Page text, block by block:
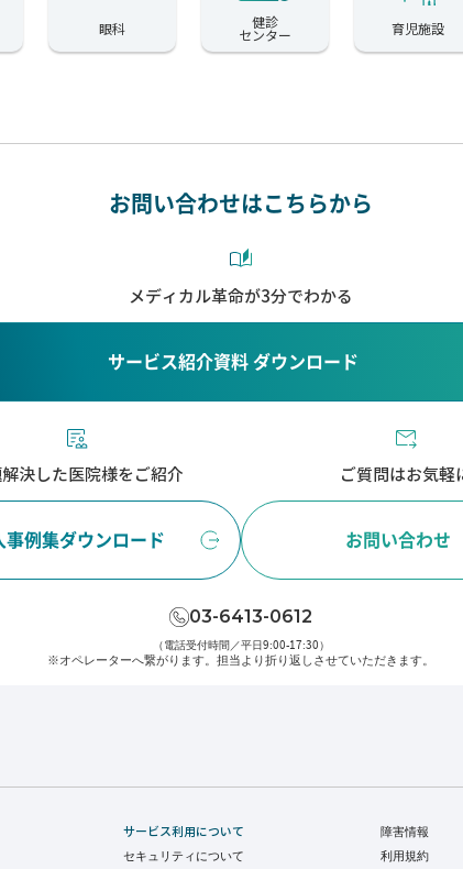
眼科 健診
センター 育児施設
お問い合わせはこちらから
メディカル革命が3分でわかる
サービス紹介資料 ダウンロード
決した医院様をご紹介
事例集ダウンロード
ご質問はお気軽
お問い合わせ
03-6413-0612
（電話受付時間／平日9:00-17:30）
※オペレーターへ繋がります。 担当より折り返しさせていただきます。
サービス利用について
セキュリティについて
障害情報
利用規約